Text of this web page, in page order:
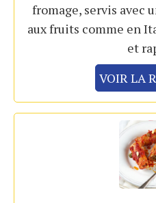
fromage, servis avec
aux fruits comme en
et
VOIR LA